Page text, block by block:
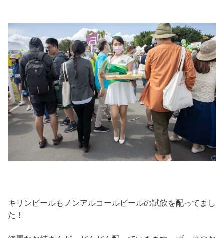
キリンビールもノンアルコールビールの試飲を配ってまし
た！